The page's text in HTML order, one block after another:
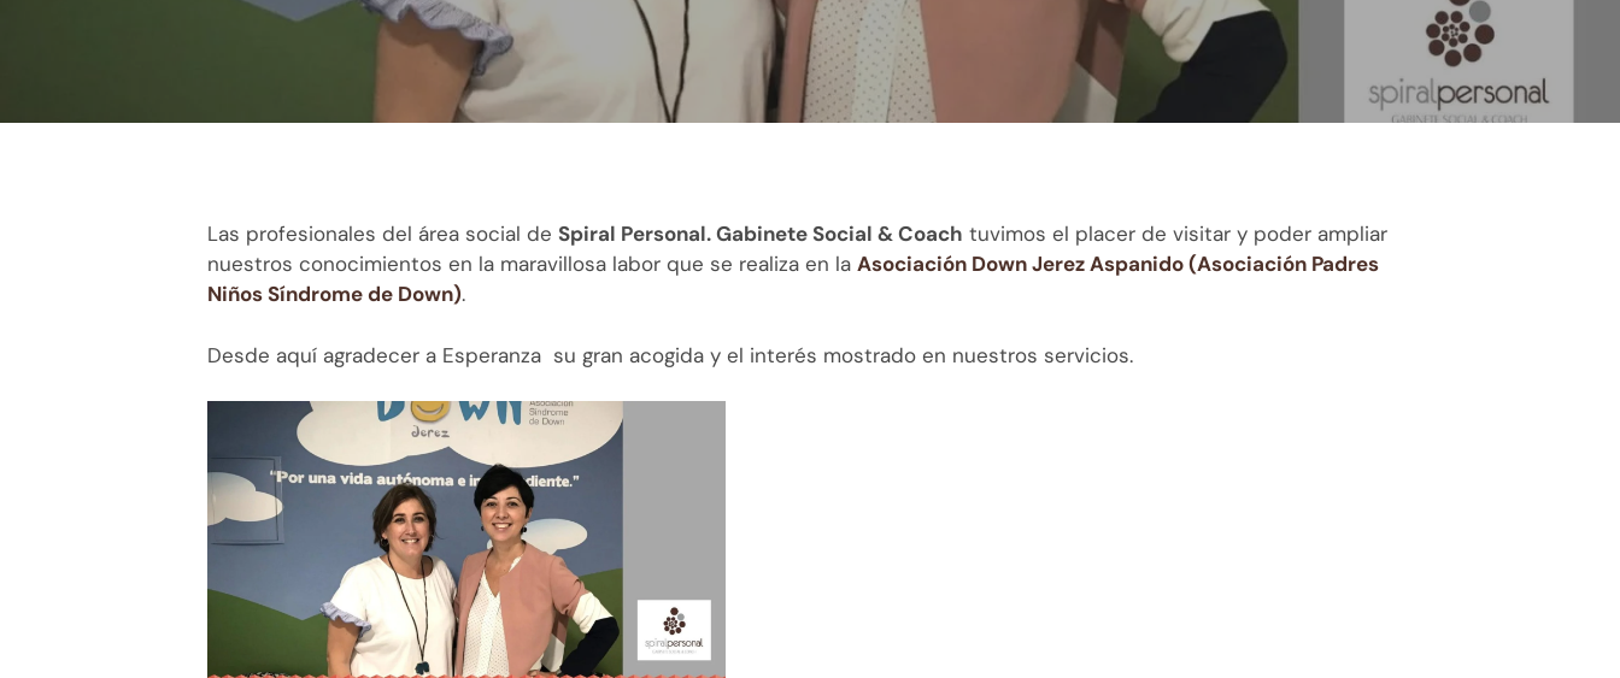
Las profesionales del área social de Spiral Personal. Gabinete Social & Coach tuvimos el placer de visitar y poder ampliar
nuestros conocimientos en la maravillosa labor que se realiza en la Asociación Down Jerez Aspanido (Asociación Padres
Niños Síndrome de Down).
Desde aquí agradecer a Esperanza su gran acogida y el interés mostrado en nuestros servicios.